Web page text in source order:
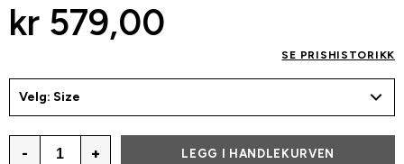
kr 579,00
SE PRISHISTORIKK
Velg: Size
- + LEGG I HANDLEKURVEN